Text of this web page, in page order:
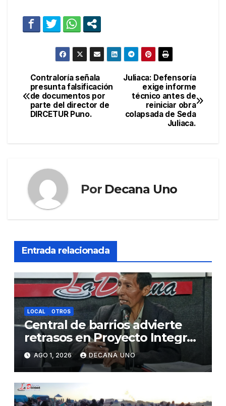
Navegación
de
Juliaca: Defensoría
exige informe
técnico antes de
reiniciar obra
colapsada de Seda
Juliaca.
Contraloría señala
presunta falsificación
de documentos por
parte del director de
DIRCETUR Puno.
Por Decana Uno
Entrada relacionada
LOCAL OTROS
Central de barrios advierte
retrasos en Proyecto Integral
de Agua y Alcantarillado para
Juliaca
AGO 1, 2026 DECANA UNO